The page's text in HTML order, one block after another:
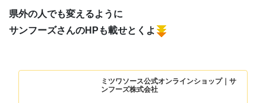
県外の人でも変えるように
サンフーズさんのHPも載せとくよ
ミツワソース公式オンラインショップ｜サ
ンフーズ株式会社